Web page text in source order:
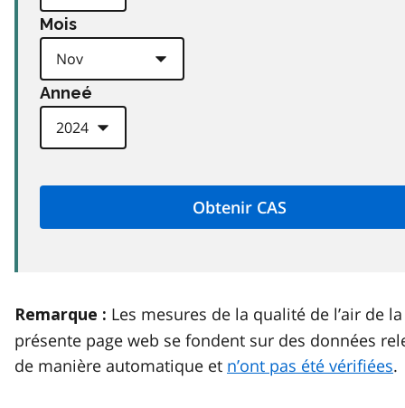
Mois
Anneé
Remarque : Les mesures de la qualité de l’air de la
présente page web se fondent sur des données
de manière automatique et n’ont pas été vérifiées.